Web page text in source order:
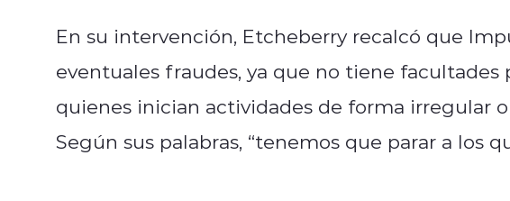
En su intervención, Etcheberry recalcó que
eventuales fraudes, ya que no tiene
quienes inician actividades de forma irregular
Según sus palabras, “tenemos que parar a los